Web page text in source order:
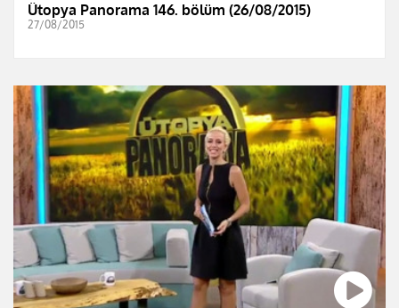
Ütopya Panorama 146. bölüm (26/08/2015)
27/08/2015